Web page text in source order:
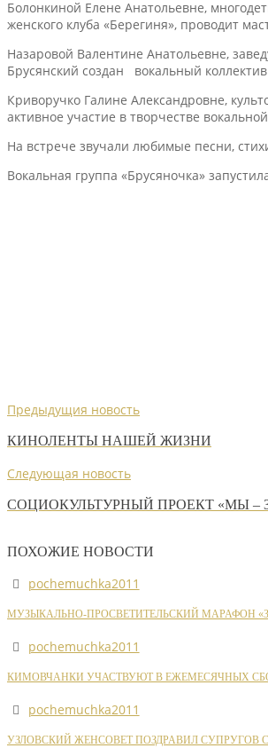
Болонкиной Елене Анатольевне,
женского клуба «Берегиня», проводит
Назаровой Валентине Анатольевне,
Брусянский создан вокальный
Криворучко Галине Александровне,
активное участие в творчестве
На встрече звучали любимые песни,
Вокальная группа «Брусяночка»
Предыдущия новость
КИНОЛЕНТЫ НАШЕЙ ЖИЗНИ
Следующая новость
СОЦИОКУЛЬТУРНЫЙ ПРОЕКТ «МЫ
ПОХОЖИЕ НОВОСТИ
pochemuchka2011
МУЗЫКАЛЬНО-ПРОСВЕТИТЕЛЬСКИЙ МАРАФОН
pochemuchka2011
КИМОВЧАНКИ УЧАСТВУЮТ В ЕЖЕМЕСЯЧНЫХ
pochemuchka2011
УЗЛОВСКИЙ ЖЕНСОВЕТ ПОЗДРАВИЛ СУПРУГОВ